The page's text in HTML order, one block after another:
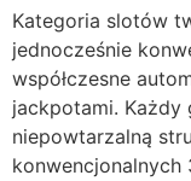
panel
panel
panel
Kategoria slotów
jednocześnie
współczesne
jackpotami. Każdy
niepowtarzalną